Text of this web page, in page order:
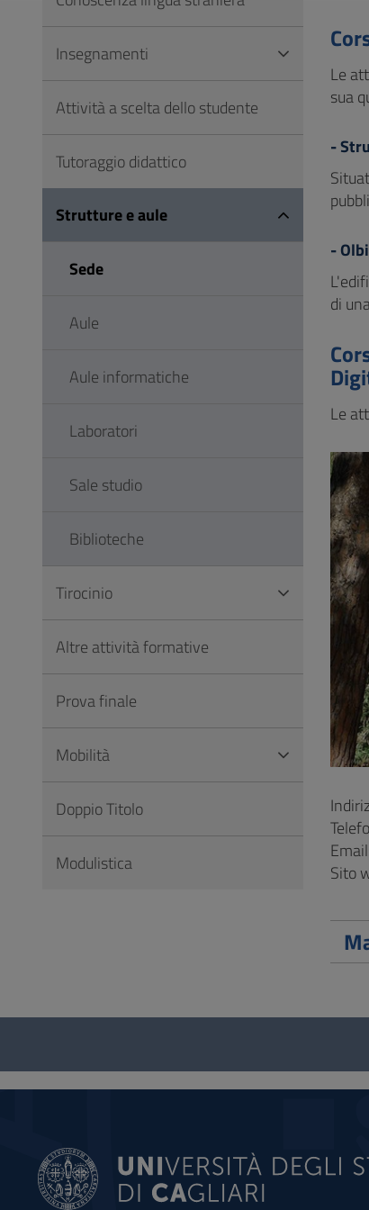
Footer
Le
sua
-
-
di
Le
Sito
Insegnamenti
Attività a scelta dello studente
Tutoraggio didattico
Strutture e aule
Sede
Aule
Aule informatiche
Laboratori
Sale studio
Biblioteche
Tirocinio
Altre attività formative
Prova finale
Mobilità
Doppio Titolo
Modulistica
Questionario
social